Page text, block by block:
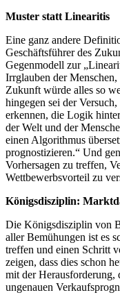
Muster statt Linearitis
Eine ganz andere
Geschäftsführer des
Gegenmodell zur
Irrglauben der
Zukunft würde alles so
hingegen sei der
erkennen, die Logik
der Welt und der
einen Algorithmus
prognostizieren.“ Und
Vorhersagen zu treffen,
Wettbewerbsvorteil zu
Königsdisziplin:
Die Königsdisziplin von
aller Bemühungen ist es
treffen und einen Schritt
zeigen, dass dies schon
mit der Herausforderung,
ungenauen